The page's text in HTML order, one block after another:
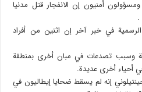
أمنيون إن الانفجار قتل مدنيا
.
في خبر آخر إن اثنين من أفراد
وسبب تصدعات في مبان أخرى بمنطقة
أحياء أخرى عديدة.
إنه لم يسقط ضحايا إيطاليون في